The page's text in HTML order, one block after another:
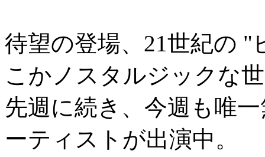
待望の登場、21世紀の
こかノスタルジックな
先週に続き、今週も唯
ーティストが出演中。